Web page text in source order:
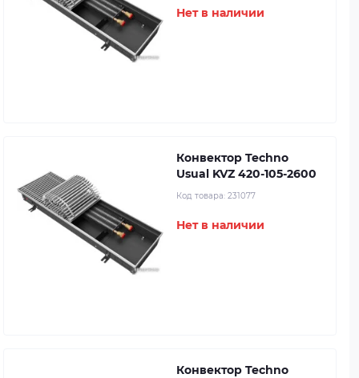
Нет в наличии
Конвектор Techno
Usual KVZ 420-105-2600
Код товара: 231077
Нет в наличии
Конвектор Techno